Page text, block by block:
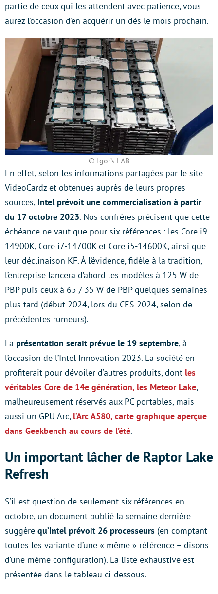
partie de ceux qui les attendent avec patience, vous
aurez l’occasion d’en acquérir un dès le mois prochain.
© Igor’s LAB
En effet, selon les informations partagées par le site
VideoCardz et obtenues auprès de leurs propres
sources, Intel prévoit une commercialisation à partir
du 17 octobre 2023. Nos confrères précisent que cette
échéance ne vaut que pour six références : les Core i9-
14900K, Core i7-14700K et Core i5-14600K, ainsi que
leur déclinaison KF. À l’évidence, fidèle à la tradition,
l’entreprise lancera d’abord les modèles à 125 W de
PBP puis ceux à 65 / 35 W de PBP quelques semaines
plus tard (début 2024, lors du CES 2024, selon de
précédentes rumeurs).
La présentation serait prévue le 19 septembre, à
l’occasion de l’Intel Innovation 2023. La société en
profiterait pour dévoiler d’autres produits, dont les
véritables Core de 14e génération, les Meteor Lake,
malheureusement réservés aux PC portables, mais
aussi un GPU Arc, l’Arc A580, carte graphique aperçue
dans Geekbench au cours de l’été.
Un important lâcher de Raptor Lake
Refresh
S’il est question de seulement six références en
octobre, un document publié la semaine dernière
suggère qu’Intel prévoit 26 processeurs (en comptant
toutes les variante d’une « même » référence – disons
d’une même configuration). La liste exhaustive est
présentée dans le tableau ci-dessous.